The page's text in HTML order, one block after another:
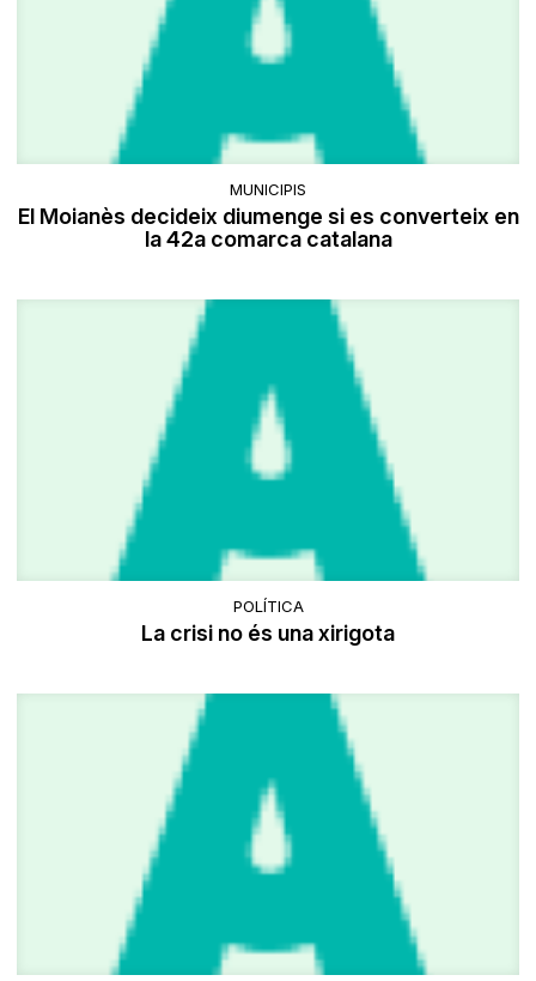
MUNICIPIS
El Moianès decideix diumenge si es converteix en
la 42a comarca catalana
POLÍTICA
La crisi no és una xirigota